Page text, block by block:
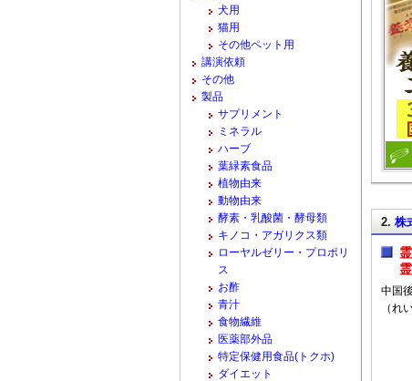
2. 株
中国
（れ
犬用
猫用
その他ペット用
講演依頼
その他
製品
サプリメント
ミネラル
ハーブ
葉緑素食品
植物由来
動物由来
酵素・乳酸菌・酵母類
キノコ・アガリクス類
ローヤルゼリー・プロポリ
ス
お酢
青汁
食物繊維
医薬部外品
特定保健用食品(トクホ)
ダイエット